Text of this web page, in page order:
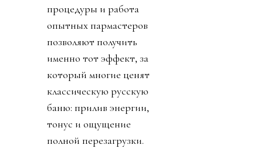
процедуры и работа
опытных пармастеров
позволяют получить
именно тот эффект, за
который многие ценят
классическую русскую
баню: прилив энергии,
тонус и ощущение
полной перезагрузки.